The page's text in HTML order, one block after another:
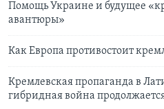
Помощь Украине и будущее
авантюры»
Как Европа противостоит
Кремлевская пропаганда в
гибридная война